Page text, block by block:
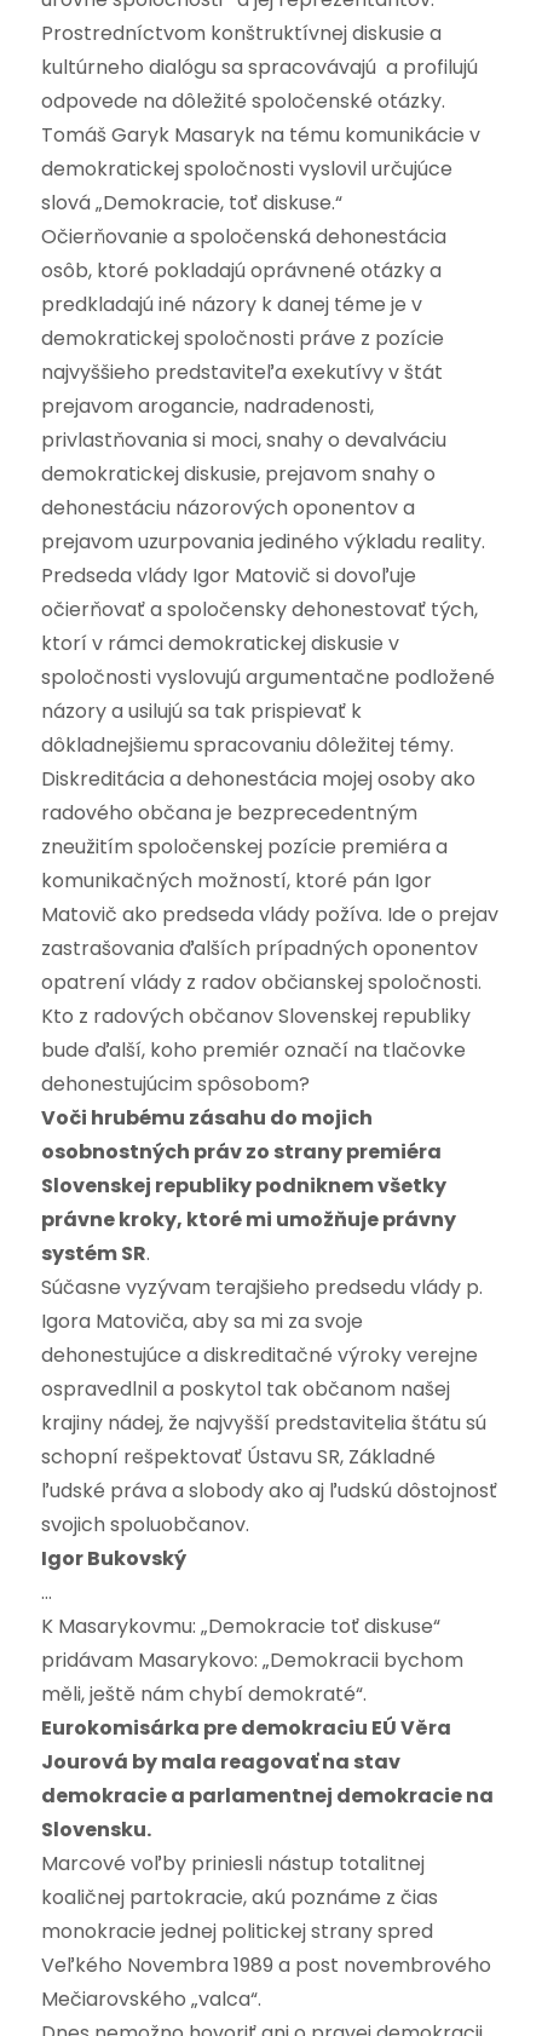
Prostredníctvom konštruktívnej diskusie a
kultúrneho dialógu sa spracovávajú a profilujú
odpovede na dôležité spoločenské otázky.
Tomáš Garyk Masaryk na tému komunikácie v
demokratickej spoločnosti vyslovil určujúce
slová „Demokracie, toť diskuse.“
Očierňovanie a spoločenská dehonestácia
osôb, ktoré pokladajú oprávnené otázky a
predkladajú iné názory k danej téme je v
demokratickej spoločnosti práve z pozície
najvyššieho predstaviteľa exekutívy v štát
prejavom arogancie, nadradenosti,
privlastňovania si moci, snahy o devalváciu
demokratickej diskusie, prejavom snahy o
dehonestáciu názorových oponentov a
prejavom uzurpovania jediného výkladu reality.
Predseda vlády Igor Matovič si dovoľuje
očierňovať a spoločensky dehonestovať tých,
ktorí v rámci demokratickej diskusie v
spoločnosti vyslovujú argumentačne podložené
názory a usilujú sa tak prispievať k
dôkladnejšiemu spracovaniu dôležitej témy.
Diskreditácia a dehonestácia mojej osoby ako
radového občana je bezprecedentným
zneužitím spoločenskej pozície premiéra a
komunikačných možností, ktoré pán Igor
Matovič ako predseda vlády požíva. Ide o prejav
zastrašovania ďalších prípadných oponentov
opatrení vlády z radov občianskej spoločnosti.
Kto z radových občanov Slovenskej republiky
bude ďalší, koho premiér označí na tlačovke
dehonestujúcim spôsobom?
Voči hrubému zásahu do mojich
osobnostných práv zo strany premiéra
Slovenskej republiky podniknem všetky
právne kroky, ktoré mi umožňuje právny
systém SR.
Súčasne vyzývam terajšieho predsedu vlády p.
Igora Matoviča, aby sa mi za svoje
dehonestujúce a diskreditačné výroky verejne
ospravedlnil a poskytol tak občanom našej
krajiny nádej, že najvyšší predstavitelia štátu sú
schopní rešpektovať Ústavu SR, Základné
ľudské práva a slobody ako aj ľudskú dôstojnosť
svojich spoluobčanov.
Igor Bukovský
…
K Masarykovmu: „Demokracie toť diskuse“
pridávam Masarykovo: „Demokracii bychom
měli, ještě nám chybí demokraté“.
Eurokomisárka pre demokraciu EÚ Věra
Jourová by mala reagovať na stav
demokracie a parlamentnej demokracie na
Slovensku.
Marcové voľby priniesli nástup totalitnej
koaličnej partokracie, akú poznáme z čias
monokracie jednej politickej strany spred
Veľkého Novembra 1989 a post novembrového
Mečiarovského „valca“.